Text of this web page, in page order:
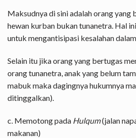
Maksudnya di sini adalah orang yang
hewan kurban bukan tunanetra. Hal
untuk mengantisipasi kesalahan
Selain itu jika orang yang bertugas
orang tunanetra, anak yang belum
mabuk maka dagingnya hukumnya
ditinggalkan).
c. Memotong pada Hulqum(jalan
makanan)